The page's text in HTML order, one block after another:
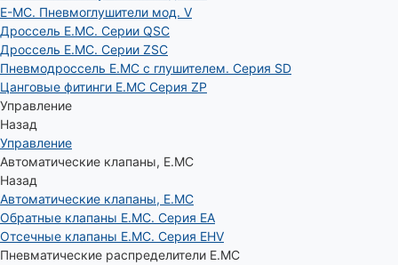
E-MC. Пневмоглушители мод. V
Дроссель E.MC. Серии QSC
Дроссель E.MC. Серии ZSC
Пневмодроссель E.MC с глушителем. Серия SD
Цанговые фитинги E.MC Серия ZP
Управление
Назад
Управление
Автоматические клапаны, Е.МС
Назад
Автоматические клапаны, Е.МС
Обратные клапаны E.MC. Серия EA
Отсечные клапаны E.MC. Серия EHV
Пневматические распределители E.MC